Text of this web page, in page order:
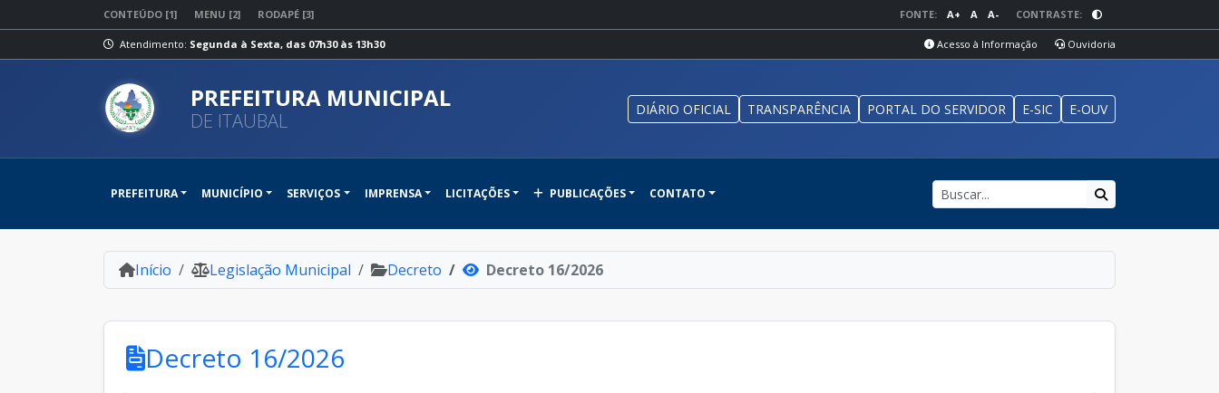
CONTEÚDO [1] MENU [2] RODAPÉ [3] FONTE: A+ A A- CONTRASTE:
Atendimento: Segunda à Sexta, das 07h30 às 13h30 Acesso à Informação Ouvidoria
PREFEITURA MUNICIPAL
DE ITAUBAL DIÁRIO OFICIAL TRANSPARÊNCIA PORTAL DO SERVIDOR E-SIC E-OUV
PREFEITURA MUNICÍPIO SERVIÇOS IMPRENSA LICITAÇÕES PUBLICAÇÕES CONTATO
Início Legislação Municipal Decreto Decreto 16/2026
Decreto 16/2026